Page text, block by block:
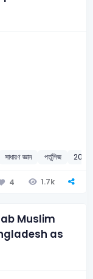
সাধারণ জ্ঞান পর্তুগিজ 2012
4 1.7k
Muslim
as